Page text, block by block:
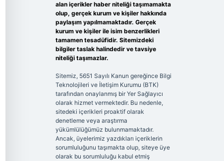
alan içerikler haber niteliği taşımamakta
olup, gerçek kurum ve kişiler hakkında
paylaşım yapılmamaktadır. Gerçek
kurum ve kişiler ile isim benzerlikleri
tamamen tesadüfidir. Sitemizdeki
bilgiler taslak halindedir ve tavsiye
niteliği taşımazlar.
Sitemiz, 5651 Sayılı Kanun gereğince Bilgi
Teknolojileri ve İletişim Kurumu (BTK)
tarafından onaylanmış bir Yer Sağlayıcı
olarak hizmet vermektedir. Bu nedenle,
sitedeki içerikleri proaktif olarak
denetleme veya araştırma
yükümlülüğümüz bulunmamaktadır.
Ancak, üyelerimiz yazdıkları içeriklerin
sorumluluğunu taşımakta olup, siteye üye
olarak bu sorumluluğu kabul etmiş